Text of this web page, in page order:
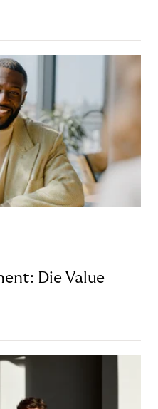
Die Value